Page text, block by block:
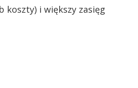
koszty) i większy zasięg